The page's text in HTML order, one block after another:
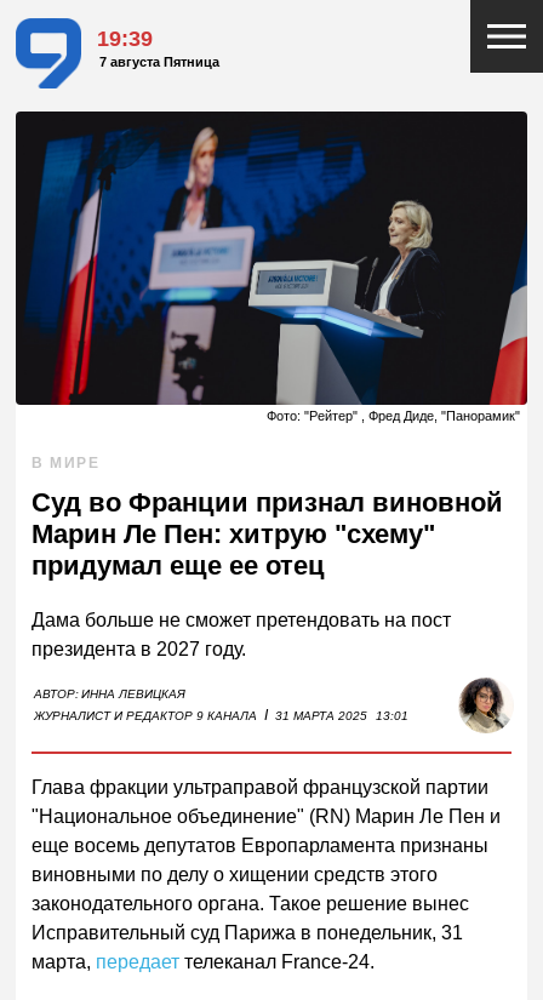
19:39
7 августа Пятница
Фото: "Рейтер" , Фред Диде, "Панорамик"
В МИРЕ
Суд во Франции признал виновной
Марин Ле Пен: хитрую "схему"
придумал еще ее отец
Дама больше не сможет претендовать на пост
президента в 2027 году.
АВТОР:ИННА ЛЕВИЦКАЯ
ЖУРНАЛИСТ И РЕДАКТОР 9 КАНАЛА
I 31 МАРТА 2025 13:01
Глава фракции ультраправой французской партии
"Национальное объединение" (RN) Марин Ле Пен и
еще восемь депутатов Европарламента признаны
виновными по делу о хищении средств этого
законодательного органа. Такое решение вынес
Исправительный суд Парижа в понедельник, 31
марта, передает телеканал France-24.